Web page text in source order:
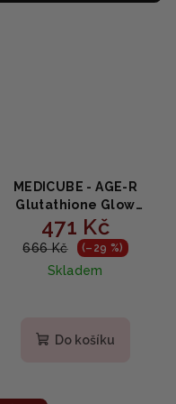
MEDICUBE - AGE-R
Glutathione Glow
Capsule Cream -
Omlazující a rozjasňující
krém v kapslích s
glutathionem 50ml
471 Kč
666 Kč (–29 %)
Skladem
produktu
Do košíku